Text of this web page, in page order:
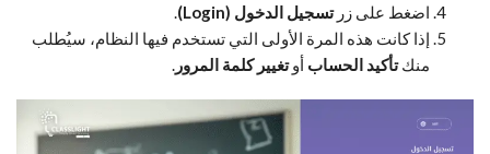
اضغط على زرتسجيل الدخول (Login)
.
إذا كانت هذه المرة الأولى التي تستخدم فيها النظام، سيُطلب
منكتأكيد الحساب أوتغيير كلمة المرور .